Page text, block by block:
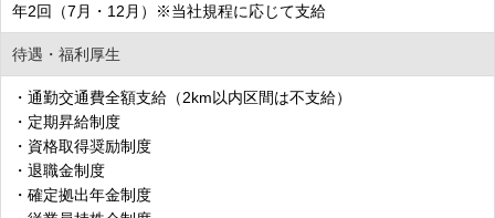
年2回（7月・12月）※当社規程に応じて支給
待遇・福利厚生
・通勤交通費全額支給（2km以内区間は不支給）
・定期昇給制度
・資格取得奨励制度
・退職金制度
・確定拠出年金制度